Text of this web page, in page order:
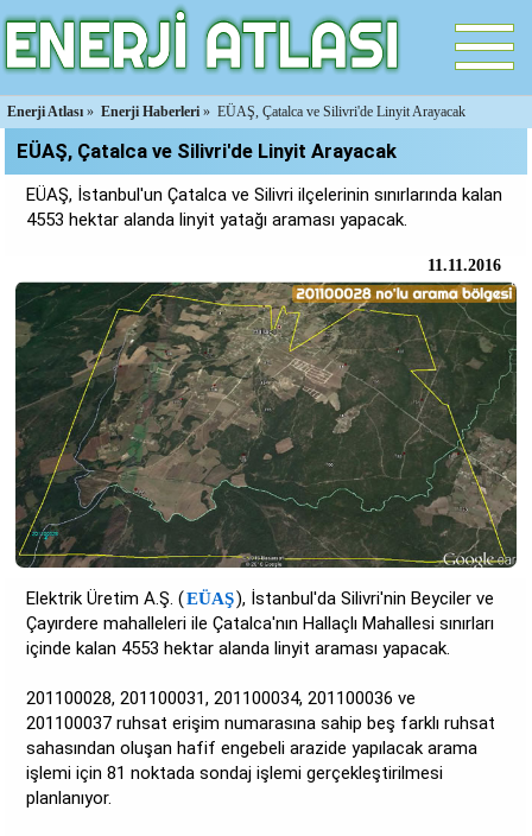
Enerji Atlası » Enerji Haberleri » EÜAŞ, Çatalca ve Silivri'de Linyit Arayacak
EÜAŞ, Çatalca ve Silivri'de Linyit Arayacak
EÜAŞ, İstanbul'un Çatalca ve Silivri ilçelerinin sınırlarında kalan
4553 hektar alanda linyit yatağı araması yapacak.
11.11.2016
Elektrik Üretim A.Ş. (EÜAŞ), İstanbul'da Silivri'nin Beyciler ve
Çayırdere mahalleleri ile Çatalca'nın Hallaçlı Mahallesi sınırları
içinde kalan 4553 hektar alanda linyit araması yapacak.
201100028, 201100031, 201100034, 201100036 ve
201100037 ruhsat erişim numarasına sahip beş farklı ruhsat
sahasından oluşan hafif engebeli arazide yapılacak arama
işlemi için 81 noktada sondaj işlemi gerçekleştirilmesi
planlanıyor.